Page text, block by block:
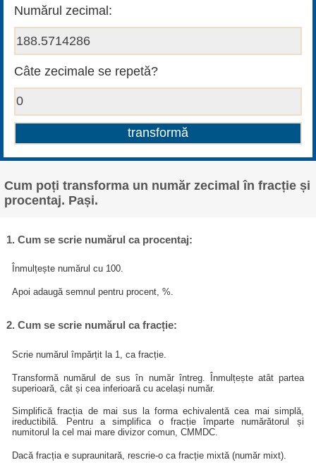
Numărul zecimal:
Câte zecimale se repetă?
Cum poți transforma un număr zecimal în fracție și
procentaj. Pași.
1. Cum se scrie numărul ca procentaj:
Înmulțește numărul cu 100.
Apoi adaugă semnul pentru procent, %.
2. Cum se scrie numărul ca fracție:
Scrie numărul împărțit la 1, ca fracție.
Transformă numărul de sus în număr întreg. Înmulțește atât partea
superioară, cât și cea inferioară cu același număr.
Simplifică fracția de mai sus la forma echivalentă cea mai simplă,
ireductibilă. Pentru a simplifica o fracție împarte numărătorul și
numitorul la cel mai mare divizor comun, CMMDC.
Dacă fracția e supraunitară, rescrie-o ca fracție mixtă (număr mixt).